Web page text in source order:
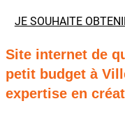
JE SOUHAITE
Site internet de
petit budget à
expertise en